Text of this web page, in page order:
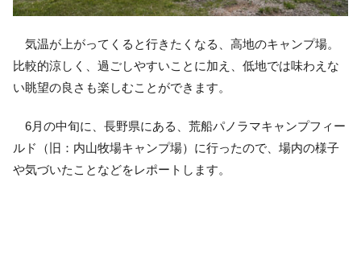
気温が上がってくると行きたくなる、高地のキャンプ場。
比較的涼しく、過ごしやすいことに加え、低地では味わえな
い眺望の良さも楽しむことができます。
6月の中旬に、長野県にある、荒船パノラマキャンプフィー
ルド（旧：内山牧場キャンプ場）に行ったので、場内の様子
や気づいたことなどをレポートします。